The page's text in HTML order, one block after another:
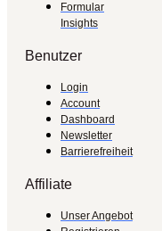
Formular
Insights
Benutzer
Login
Account
Dashboard
Newsletter
Barrierefreiheit
Affiliate
Unser Angebot